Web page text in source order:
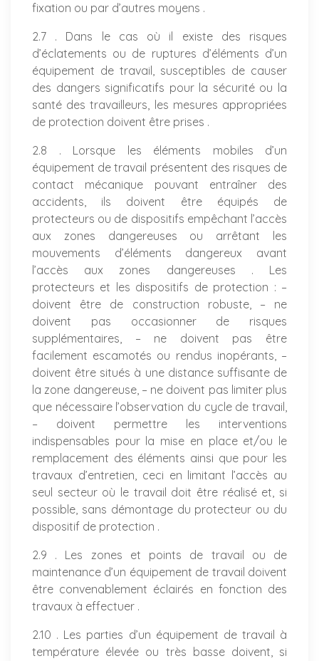
fixation ou par d’autres moyens .
2.7 . Dans le cas où il existe des risques
d’éclatements ou de ruptures d’éléments d’un
équipement de travail, susceptibles de causer
des dangers significatifs pour la sécurité ou la
santé des travailleurs, les mesures appropriées
de protection doivent être prises .
2.8 . Lorsque les éléments mobiles d’un
équipement de travail présentent des risques de
contact mécanique pouvant entraîner des
accidents, ils doivent être équipés de
protecteurs ou de dispositifs empêchant l’accès
aux zones dangereuses ou arrêtant les
mouvements d’éléments dangereux avant
l’accès aux zones dangereuses . Les
protecteurs et les dispositifs de protection : –
doivent être de construction robuste, – ne
doivent pas occasionner de risques
supplémentaires, – ne doivent pas être
facilement escamotés ou rendus inopérants, –
doivent être situés à une distance suffisante de
la zone dangereuse, – ne doivent pas limiter plus
que nécessaire l’observation du cycle de travail,
– doivent permettre les interventions
indispensables pour la mise en place et/ou le
remplacement des éléments ainsi que pour les
travaux d’entretien, ceci en limitant l’accès au
seul secteur où le travail doit être réalisé et, si
possible, sans démontage du protecteur ou du
dispositif de protection .
2.9 . Les zones et points de travail ou de
maintenance d’un équipement de travail doivent
être convenablement éclairés en fonction des
travaux à effectuer .
2.10 . Les parties d’un équipement de travail à
température élevée ou très basse doivent, si